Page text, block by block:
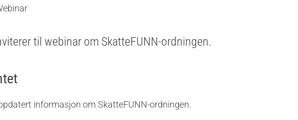
til webinar om SkatteFUNN-ordningen.
informasjon om SkatteFUNN-ordningen.